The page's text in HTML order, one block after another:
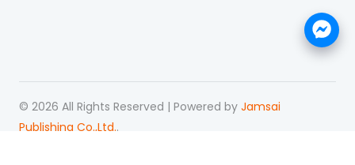
© 2026 All Rights Reserved | Powered by Jamsai
Publishing Co.,Ltd..